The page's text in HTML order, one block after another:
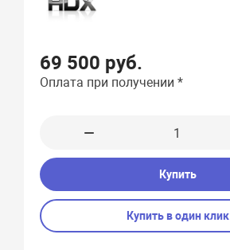
69 500 руб.
Оплата при получении *
Купить
Купить в один клик